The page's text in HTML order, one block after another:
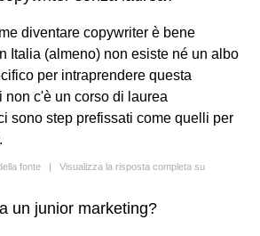
diventare copywriter è bene
Italia (almeno) non esiste né un albo
per intraprendere questa
non c'è un corso di laurea
sono step prefissati come quelli per
fonte | Visualizza la risposta completa su
un junior marketing?